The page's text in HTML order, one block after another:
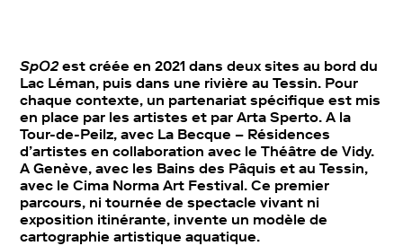
SpO2est créée en 2021 dans deux sites au bord du
Lac Léman, puis dans une rivière au Tessin. Pour
chaque contexte, un partenariat spécifique est mis
en place par les artistes et par Arta Sperto. A la
Tour-de-Peilz, avec La Becque – Résidences
d’artistes en collaboration avec le Théâtre de Vidy.
A Genève, avec les Bains des Pâquis et au Tessin,
avec le Cima Norma Art Festival. Ce premier
parcours, ni tournée de spectacle vivant ni
exposition itinérante, invente un modèle de
cartographie artistique aquatique.